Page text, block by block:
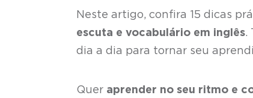
Neste artigo, confira 15 dicas
escuta e vocabulário em inglês.
dia a dia para tornar seu
Quer aprender no seu ritmo e